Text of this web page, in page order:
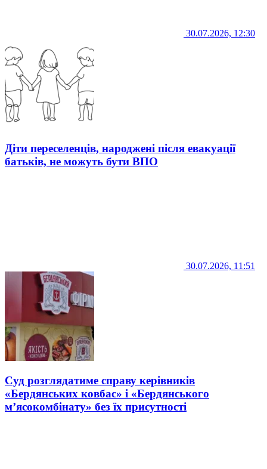
30.07.2026, 12:30
Діти переселенців, народжені після евакуації
батьків, не можуть бути ВПО
30.07.2026, 11:51
Суд розглядатиме справу керівників
«Бердянських ковбас» і «Бердянського
м’ясокомбінату» без їх присутності